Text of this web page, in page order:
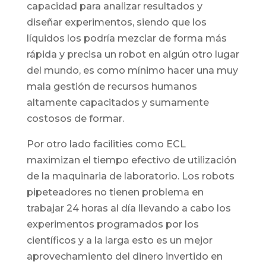
capacidad para analizar resultados y
diseñar experimentos, siendo que los
líquidos los podría mezclar de forma más
rápida y precisa un robot en algún otro lugar
del mundo, es como mínimo hacer una muy
mala gestión de recursos humanos
altamente capacitados y sumamente
costosos de formar.
Por otro lado facilities como ECL
maximizan el tiempo efectivo de utilización
de la maquinaria de laboratorio. Los robots
pipeteadores no tienen problema en
trabajar 24 horas al día llevando a cabo los
experimentos programados por los
científicos y a la larga esto es un mejor
aprovechamiento del dinero invertido en